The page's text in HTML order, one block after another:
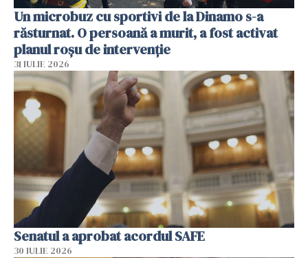
Un microbuz cu sportivi de la Dinamo s-a
răsturnat. O persoană a murit, a fost activat
planul roșu de intervenție
31 IULIE 2026
Senatul a aprobat acordul SAFE
30 IULIE 2026